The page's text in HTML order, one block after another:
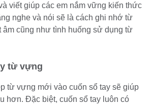
viết giúp các em nắm vững kiến thức
nghe và nói sẽ là cách ghi nhớ từ
âm cũng như tình huống sử dụng từ
từ vựng
từ vựng mới vào cuốn sổ tay sẽ giúp
hơn. Đặc biệt, cuốn sổ tay luôn có